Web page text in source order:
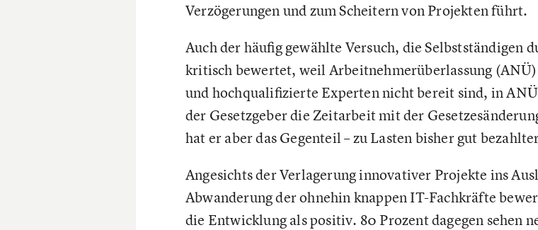
Verzögerungen und zum Scheitern von Projekten führt.
Auch der häufig gewählte Versuch, die Selbstständigen
kritisch bewertet, weil Arbeitnehmerüberlassung
und hochqualifizierte Experten nicht bereit sind, in
der Gesetzgeber die Zeitarbeit mit der
hat er aber das Gegenteil – zu Lasten bisher gut
Angesichts der Verlagerung innovativer Projekte ins
Abwanderung der ohnehin knappen IT-Fachkräfte
die Entwicklung als positiv. 80 Prozent dagegen sehen